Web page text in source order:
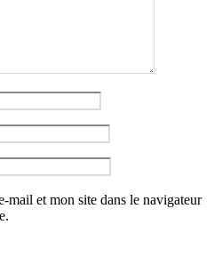
mail et mon site dans le navigateur